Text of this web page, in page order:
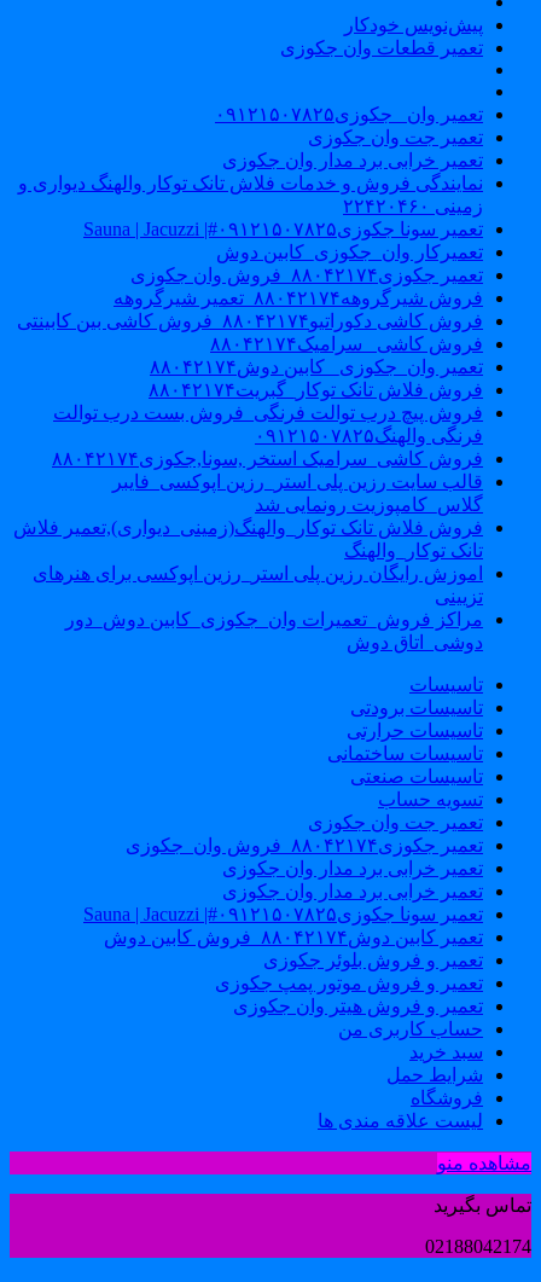
پیش‌نویس خودکار
تعمیر قطعات وان جکوزی
تعمیر وان _جکوزی۰۹۱۲۱۵۰۷۸۲۵
تعمیر جت وان جکوزی
تعمیر خرابی برد مدار وان جکوزی
نمایندگی فروش و خدمات فلاش تانک توکار والهنگ دیواری و
زمینی ۲۲۴۲۰۴۶۰
تعمیر سونا جکوزی۰۹۱۲۱۵۰۷۸۲۵#| Sauna | Jacuzzi
تعمیرکار وان_جکوزی_کابین دوش
تعمیر جکوزی۸۸۰۴۲۱۷۴_فروش وان جکوزی
فروش شیرگروهه۸۸۰۴۲۱۷۴_تعمیر شیرگروهه
فروش کاشی دکوراتیو۸۸۰۴۲۱۷۴_فروش کاشی بین کابینتی
فروش کاشی _سرامیک۸۸۰۴۲۱۷۴
تعمیر وان_جکوزی_ کابین دوش۸۸۰۴۲۱۷۴
فروش فلاش تانک توکار_گبریت۸۸۰۴۲۱۷۴
فروش پیچ درب توالت فرنگی_فروش بست درب توالت
فرنگی والهنگ۰۹۱۲۱۵۰۷۸۲۵
فروش کاشی_سرامیک استخر ,سونا,جکوزی۸۸۰۴۲۱۷۴
قالب سایت رزین پلی استر_رزین اپوکسی_فایبر
گلاس_کامپوزیت رونمایی شد
فروش فلاش تانک توکار_والهنگ(زمینی_دیواری),تعمیر فلاش
تانک توکار_والهنگ
اموزش رایگان رزین پلی استر_رزین اپوکسی برای هنرهای
تزیینی
مراکز فروش_تعمیرات وان_جکوزی_کابین دوش_دور
دوشی_اتاق دوش
تاسیسات
تاسیسات برودتی
تاسیسات حرارتی
تاسیسات ساختمانی
تاسیسات صنعتی
تسویه حساب
تعمیر جت وان جکوزی
تعمیر جکوزی۸۸۰۴۲۱۷۴_فروش وان_جکوزی
تعمیر خرابی برد مدار وان جکوزی
تعمیر خرابی برد مدار وان جکوزی
تعمیر سونا جکوزی۰۹۱۲۱۵۰۷۸۲۵#| Sauna | Jacuzzi
تعمیر کابین دوش۸۸۰۴۲۱۷۴_فروش کابین دوش
تعمیر و فروش بلوئر جکوزی
تعمیر و فروش موتور پمپ جکوزی
تعمیر و فروش هیتر وان جکوزی
حساب کاربری من
سبد خرید
شرایط حمل
فروشگاه
لیست علاقه مندی ها
منو
بگیرید